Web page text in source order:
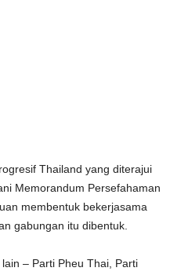
Thailand yang diterajui
Memorandum Persefahaman
membentuk bekerjasama
gabungan itu dibentuk.
– Parti Pheu Thai, Parti